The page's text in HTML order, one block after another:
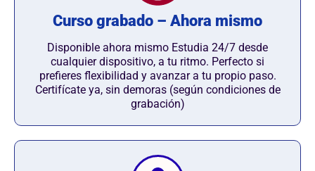
Curso grabado – Ahora mismo
Disponible ahora mismo Estudia 24/7 desde
cualquier dispositivo, a tu ritmo. Perfecto si
prefieres flexibilidad y avanzar a tu propio paso.
Certifícate ya, sin demoras (según condiciones de
grabación)